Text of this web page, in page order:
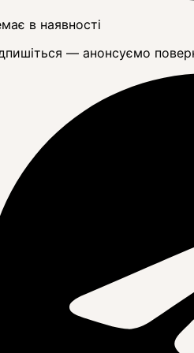
в наявності
— анонсуємо